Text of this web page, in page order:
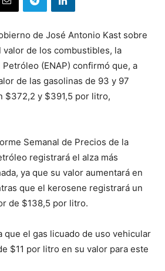
de José Antonio Kast sobre
valor de los combustibles, la
(ENAP) confirmó que, a
de las gasolinas de 93 y 97
$372,2 y $391,5 por litro,
Semanal de Precios de la
registrará el alza más
ya que su valor aumentará en
que el kerosene registrará un
de $138,5 por litro.
que el gas licuado de uso vehicular
$11 por litro en su valor para este